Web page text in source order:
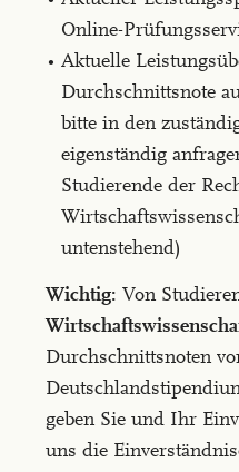
Online-
Aktuelle
Durchschnittsnote
bitte in den
eigenständig
Studierende der
untenstehend)
Wichtig: Von
Durchschnittsnoten
geben Sie und Ihr
uns die